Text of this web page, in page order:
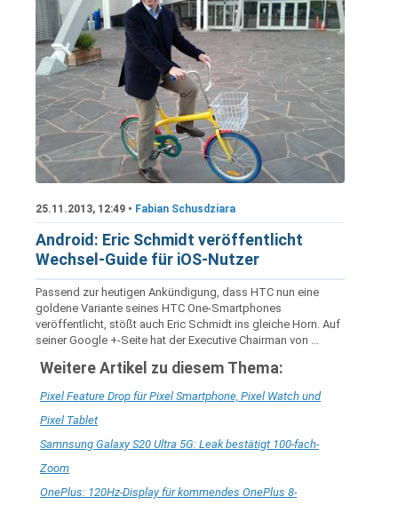
25.11.2013, 12:49 • Fabian Schusdziara
Android: Eric Schmidt veröffentlicht
Wechsel-Guide für iOS-Nutzer
Passend zur heutigen Ankündigung, dass HTC nun eine
goldene Variante seines HTC One-Smartphones
veröffentlicht, stößt auch Eric Schmidt ins gleiche Horn. Auf
seiner Google +-Seite hat der Executive Chairman von ...
Weitere Artikel zu diesem Thema:
Pixel Feature Drop für Pixel Smartphone, Pixel Watch und
Pixel Tablet
Samnsung Galaxy S20 Ultra 5G: Leak bestätigt 100-fach-
Zoom
OnePlus: 120Hz-Display für kommendes OnePlus 8-